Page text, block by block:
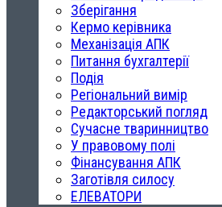
Зберігання
Кермо керівника
Механізація АПК
Питання бухгалтерії
Подія
Регіональний вимір
Редакторський погляд
Сучасне тваринництво
У правовому полі
Фінансування АПК
Заготівля силосу
ЕЛЕВАТОРИ